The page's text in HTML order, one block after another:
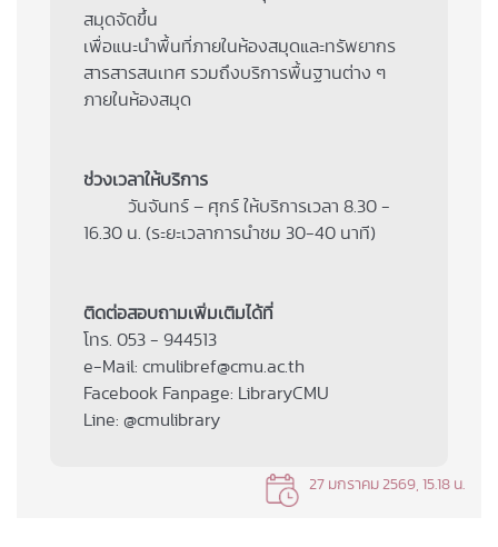
สมุดจัดขึ้น
เพื่อแนะนำพื้นที่ภายในห้องสมุดและทรัพยากร
สารสารสนเทศ รวมถึงบริการพื้นฐานต่าง ๆ
ภายในห้องสมุด
ช่วงเวลาให้บริการ
วันจันทร์ – ศุกร์ ให้บริการเวลา 8.30 -
16.30 น. (ระยะเวลาการนำชม 30-40 นาที)
ติดต่อสอบถามเพิ่มเติมได้ที่
โทร. 053 - 944513
e-Mail: cmulibref@cmu.ac.th
Facebook Fanpage: LibraryCMU
Line: @cmulibrary
27 มกราคม 2569, 15.18 น.